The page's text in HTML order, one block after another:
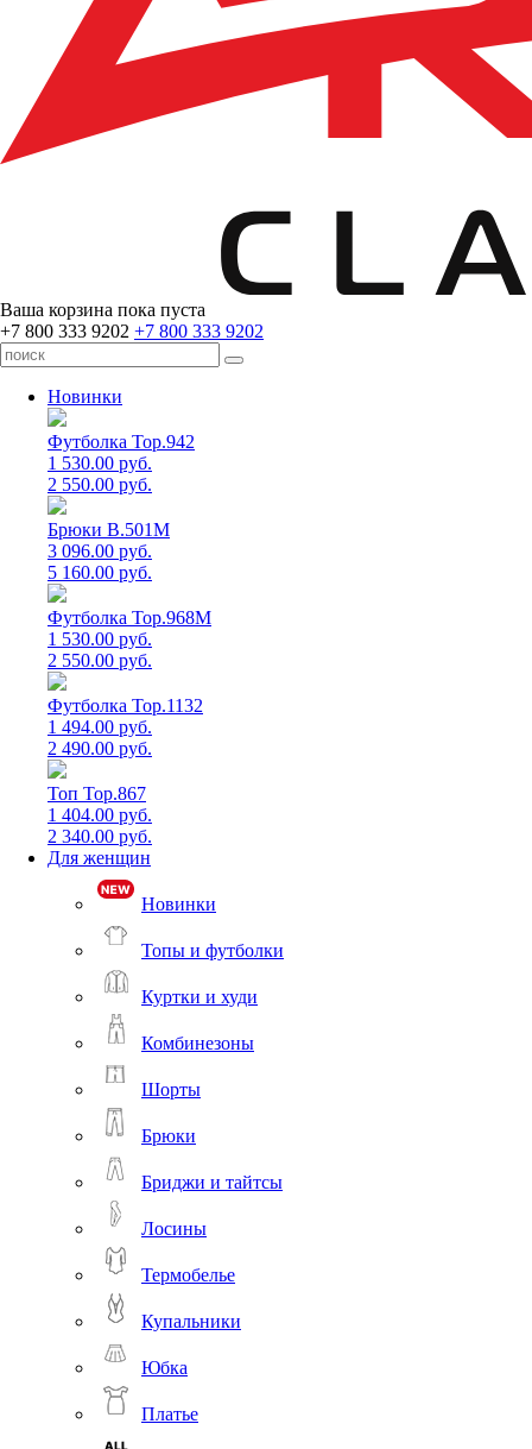
Ваша корзина пока пуста
+7 800 333 9202 +7 800 333 9202
Новинки
Футболка Top.942
1 530.00 руб.
2 550.00 руб.
Брюки B.501M
3 096.00 руб.
5 160.00 руб.
Футболка Top.968M
1 530.00 руб.
2 550.00 руб.
Футболка Top.1132
1 494.00 руб.
2 490.00 руб.
Топ Top.867
1 404.00 руб.
2 340.00 руб.
Для женщин
Новинки
Топы и футболки
Куртки и худи
Комбинезоны
Шорты
Брюки
Бриджи и тайтсы
Лосины
Термобелье
Купальники
Юбка
Платье